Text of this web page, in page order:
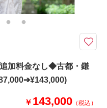
済）・ヘアメイク・撮影アテン
ートニアレンタル・ベールレンタ
タ（レタッチ込）、ドレス・美
済)
1着レンタル（持込無料/ドレスグ
加料金なし◆古都・鎌
￥ 143,000 （税込）